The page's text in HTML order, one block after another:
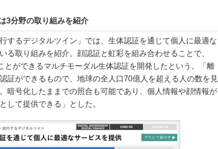
3分野の取り組みを紹介
するデジタルツイン」では、生体認証を通じて個人に最適な
る取り組みを紹介。顔認証と虹彩を組み合わせることで、
とができるマルチモーダル生体認証を開発したという。「離
証ができるもので、地球の全人口70億人を超える人の数を見
暗号化したままでの照合も可能であり、個人情報や顔情報が
して提供できる」とした。